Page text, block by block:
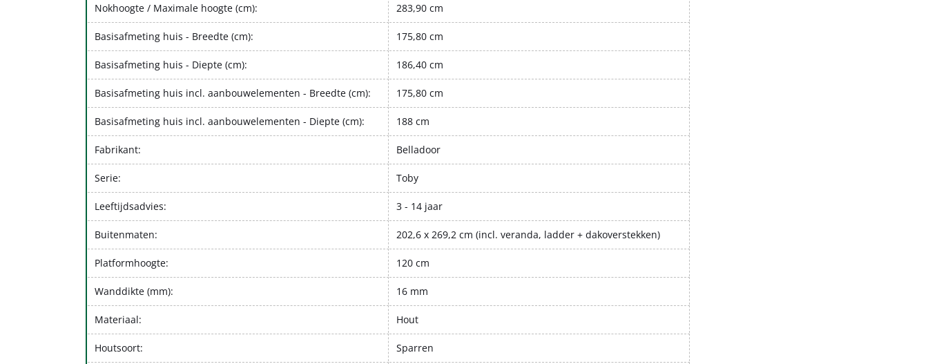
Nokhoogte / Maximale hoogte (cm): 283,90 cm
Basisafmeting huis - Breedte (cm): 175,80 cm
Basisafmeting huis - Diepte (cm): 186,40 cm
Basisafmeting huis incl. aanbouwelementen - Breedte (cm): 175,80 cm
Basisafmeting huis incl. aanbouwelementen - Diepte (cm): 188 cm
Fabrikant: Belladoor
Serie: Toby
Leeftijdsadvies: 3 - 14 jaar
Buitenmaten: 202,6 x 269,2 cm (incl. veranda, ladder + dakoverstekken)
Platformhoogte: 120 cm
Wanddikte (mm): 16 mm
Materiaal: Hout
Houtsoort: Sparren